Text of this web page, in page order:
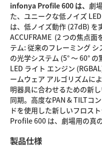
infonya Profile 600 は、 劇
た、ユニークな低ノイズ
は、低ノイズ動作 (27dB) を
ACCUFRAME (2 つの焦点面
テム: 従来のフレーミング
の光学システム (5° ～ 60°
LED ライト エンジン
ームウェア アルゴリズムに
明器具に合わせるための新
同期。高度なPAN & TILTコ
ドを使用した新しいフロス
Profile 600 は、劇場用の真
製品仕様